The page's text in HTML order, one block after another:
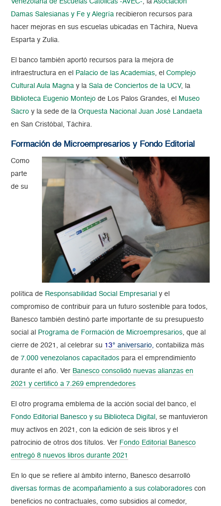
Venezolana de Escuelas Católicas -AVEC-, laAsociación
Damas Salesianas y Fe y Alegría recibieron recursos para
hacer mejoras en sus escuelas ubicadas en Táchira, Nueva
Esparta y Zulia.
El banco también aportó recursos para la mejora de
infraestructura en el
Palacio de las Academias, elComplejo
Cultural Aula Magna y laSala de Conciertos de la UCV, la
Biblioteca Eugenio Montejo de Los Palos Grandes, el
Museo
Sacro y la sede de laOrquesta Nacional Juan José Landaeta
en San Cristóbal, Táchira.
Formación de Microempresarios y Fondo Editorial
Como
parte
de su
política de Responsabilidad Social Empresarial y el
compromiso de contribuir para un futuro sostenible para todos,
Banesco también destinó parte importante de su presupuesto
social al
Programa de Formación de Microempresarios, que al
cierre de 2021, al celebrar su 13° aniversario, contabiliza más
de 7.000 venezolanos capacitados para el emprendimiento
durante el año. Ver Banesco consolidó nuevas alianzas en
2021 y certificó a 7.269 emprendedores
El otro programa emblema de la acción social del banco, el
Fondo Editorial Banesco y su Biblioteca Digital , se mantuvieron
muy activos en 2021, con la edición de seis libros y el
patrocinio de otros dos títulos. Ver Fondo Editorial Banesco
entregó 8 nuevos libros durante 2021
En lo que se refiere al ámbito interno, Banesco desarrolló
diversas formas de acompañamiento a sus colaboradores con
beneficios no contractuales, como subsidios al comedor,